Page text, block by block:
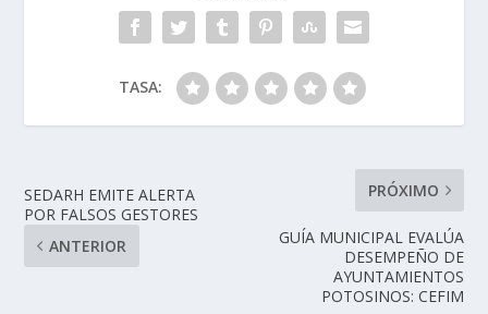
TASA:
SEDARH EMITE ALERTA
POR FALSOS GESTORES
ANTERIOR
PRÓXIMO
GUÍA MUNICIPAL EVALÚA
DESEMPEÑO DE
AYUNTAMIENTOS
POTOSINOS: CEFIM